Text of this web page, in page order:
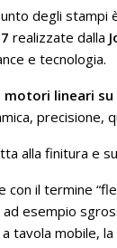
degli stampi
realizzate dalla
e tecnologia.
motori lineari
precisione,
alla finitura e
con il termine
esempio
tavola mobile, la